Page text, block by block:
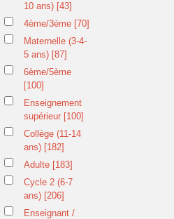
10 ans) [43]
4ème/3ème [70]
Maternelle (3-4-
5 ans) [87]
6ème/5ème
[100]
Enseignement
supérieur [100]
Collège (11-14
ans) [182]
Adulte [183]
Cycle 2 (6-7
ans) [206]
Enseignant /